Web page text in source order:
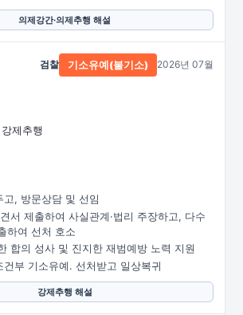
의제강간·의제추행 해설
강제추행
검찰 기소유예(불기소) 2026년 07월
고, 방문상담 및 선임
서 제출하여 사실관계·법리 주장하고, 다수
하여 선처 호소
합의 성사 및 진지한 재범예방 노력 지원
건부 기소유예. 선처받고 일상복귀
강제추행 해설